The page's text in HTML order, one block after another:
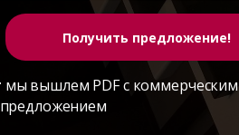
мы вышлем PDF с коммерческим
предложением